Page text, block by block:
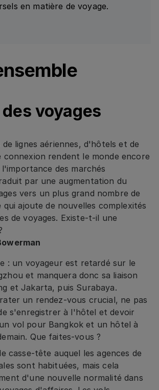
en matière de voyage.
voyages
lignes aériennes, d'hôtels et de
connexion rendent le monde encore
des marchés
par une augmentation du
vers un plus grand nombre de
qui ajoute de nouvelles complexités
de voyages. Existe-t-il une
: un voyageur est retardé sur le
et manquera donc sa liaison
et Jakarta, puis Surabaya.
un rendez-vous crucial, ne pas
s'enregistrer à l'hôtel et devoir
vol pour Bangkok et un hôtel à
Que faites-vous ?
casse-tête auquel les agences de
sont habituées, mais cela
d'une nouvelle normalité dans